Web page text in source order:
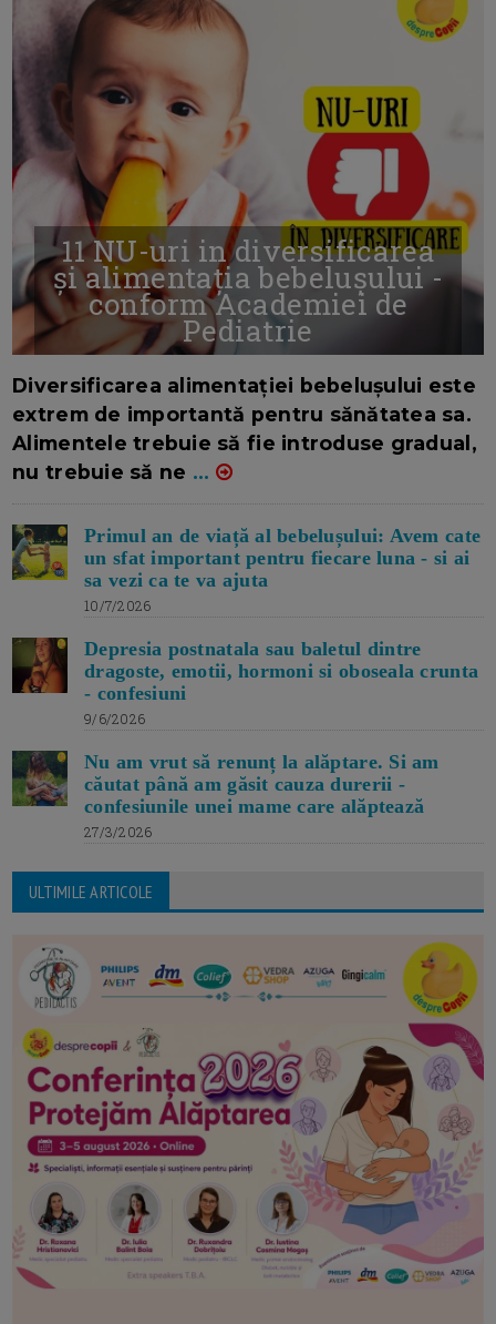
11 NU-uri in diversificarea
și alimentația bebelușului -
conform Academiei de
Pediatrie
Diversificarea alimentației bebelușului este
extrem de importantă pentru sănătatea sa.
Alimentele trebuie să fie introduse gradual,
nu trebuie să ne ...
Primul an de viață al bebelușului: Avem cate
un sfat important pentru fiecare luna - si ai
sa vezi ca te va ajuta
10/7/2026
Depresia postnatala sau baletul dintre
dragoste, emotii, hormoni si oboseala crunta
- confesiuni
9/6/2026
Nu am vrut să renunț la alăptare. Si am
căutat până am găsit cauza durerii -
confesiunile unei mame care alăptează
27/3/2026
ULTIMILE ARTICOLE